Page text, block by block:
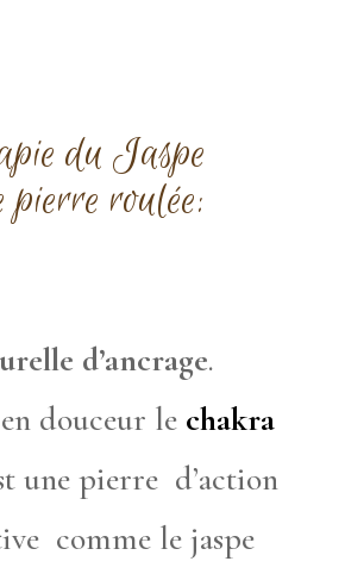
du Jaspe
pierre roulée:
d’ancrage.
douceur le chakra
une pierre d’action
comme le jaspe